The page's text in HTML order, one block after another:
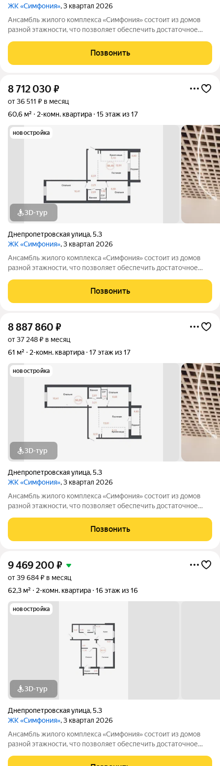
ЖК «Симфония», 3 квартал 2026
Ансамбль жилого комплекса «Симфония» состоит из домов
разной этажности, что позволяет обеспечить достаточное
времени и предлагаем квартиры с уже готовой базовой
отделкой. Заезжайте и живите! ЖК
Позвонить
8 712 030 ₽
от 36 511 ₽ в месяц
60,6 м²
2-комн. квартира 15 этаж из 17
новостройка
3D-тур
Днепропетровская улица,5.3
ЖК «Симфония», 3 квартал 2026
Ансамбль жилого комплекса «Симфония» состоит из домов
разной этажности, что позволяет обеспечить достаточное
времени и предлагаем квартиры с уже готовой базовой
отделкой. Заезжайте и живите! ЖК
Позвонить
8 887 860 ₽
от 37 248 ₽ в месяц
61 м²
2-комн. квартира 17 этаж из 17
новостройка
3D-тур
Днепропетровская улица,5.3
ЖК «Симфония», 3 квартал 2026
Ансамбль жилого комплекса «Симфония» состоит из домов
разной этажности, что позволяет обеспечить достаточное
времени и предлагаем квартиры с уже готовой базовой
отделкой. Заезжайте и живите! ЖК
Позвонить
9 469 200 ₽
от 39 684 ₽ в месяц
62,3 м²
2-комн. квартира 16 этаж из 16
новостройка
3D-тур
Днепропетровская улица,5.3
ЖК «Симфония», 3 квартал 2026
Ансамбль жилого комплекса «Симфония» состоит из домов
разной этажности, что позволяет обеспечить достаточное
времени и предлагаем квартиры с уже готовой базовой